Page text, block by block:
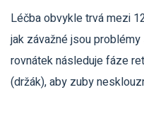
Léčba obvykle trvá mezi
jak závažné jsou
rovnátek následuje fáze
(držák), aby zuby